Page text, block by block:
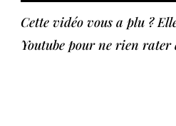
Cette vidéo vous a plu ?
Youtube pour ne rien rater